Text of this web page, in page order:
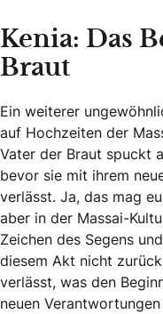
Kenia: Das
Braut
Ein weiterer
auf Hochzeiten der
Vater der Braut spuckt
bevor sie mit ihrem
verlässt. Ja, das mag
aber in der Massai-
Zeichen des Segens
diesem Akt nicht
verlässt, was den
neuen